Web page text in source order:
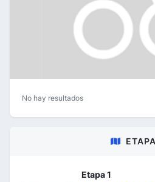
No hay resultados
Etapa 1